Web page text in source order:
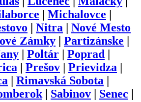
| Michalovce |
| Nitra | Nové Mesto
Zámky | Partizánske |
| Poltár | Poprad |
| Prešov | Prievidza |
| Rimavská Sobota |
| Sabinov | Senec |